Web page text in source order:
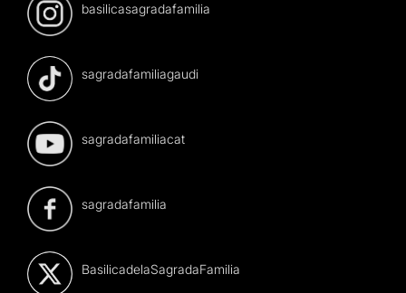
basilicasagradafamilia
sagradafamiliagaudi
sagradafamiliacat
sagradafamilia
BasilicadelaSagradaFamilia